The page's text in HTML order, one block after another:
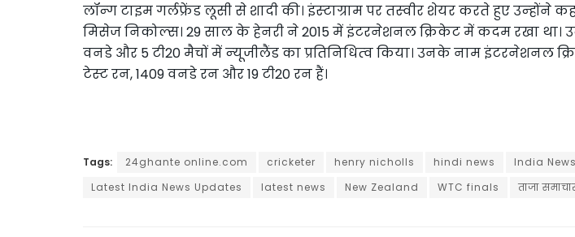
लॉन्‍ग टाइम गर्लफ्रेंड लूसी से शादी की। इंस्‍टाग्राम पर तस्‍वीर शेयर करते हुए उन्‍होंने
मिसेज निकोल्‍स। 29 साल के हेनरी ने 2015 में इंटरनेशनल क्रिकेट में कदम रखा था।
वनडे और 5 टी20 मैचों में न्‍यूजीलैंड का प्रतिनिधित्‍व किया। उनके नाम इंटरनेशनल
टेस्‍ट रन, 1409 वनडे रन और 19 टी20 रन हैं।
Tags: 24ghante online.com cricketer henry nicholls hindi news
India
Latest India News Updates
latest news New Zealand WTC finals ताजा